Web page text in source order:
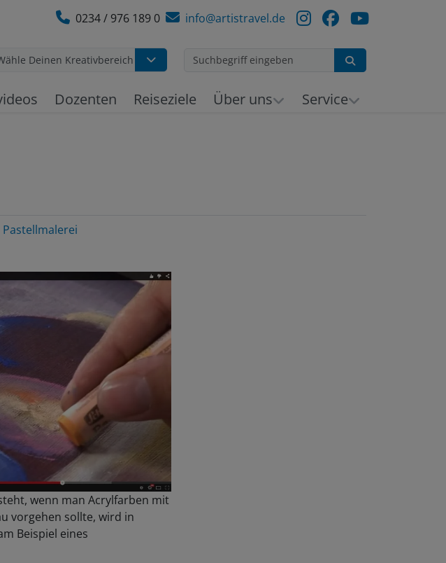
0234 / 976 189 0 info@artistravel.de
Deinen Kreativbereich
Dozenten Reiseziele Über uns Service
Pastellmalerei
wenn man Acrylfarben mit
vorgehen sollte, wird in
Beispiel eines